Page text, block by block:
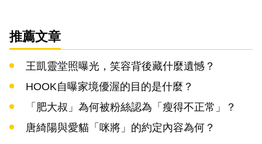
推薦文章
王凱靈堂照曝光，笑容背後藏什麼遺憾？
HOOK自曝家境優渥的目的是什麼？
「肥大叔」為何被粉絲認為「瘦得不正常」？
唐綺陽與愛貓「咪將」的約定內容為何？